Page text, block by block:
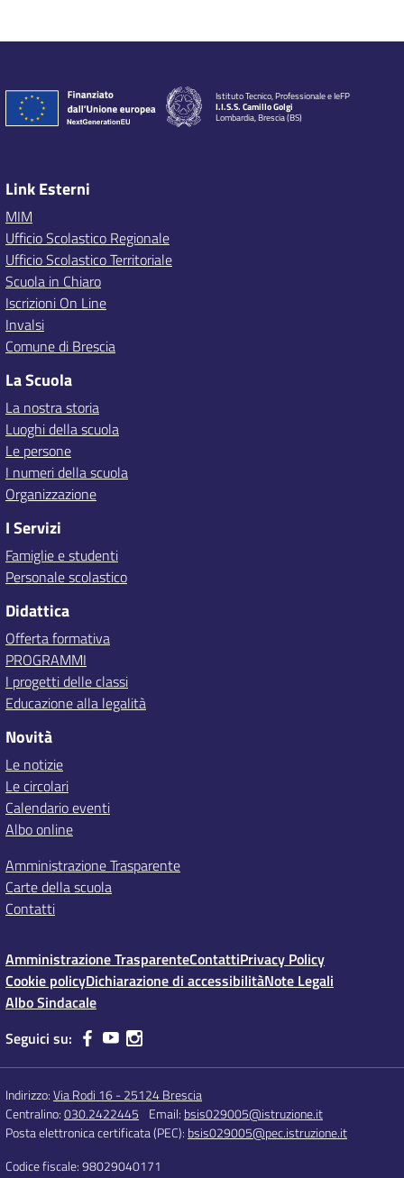
Istituto Tecnico, Professionale e IeFP
I.I.S.S. Camillo Golgi
Lombardia, Brescia (BS)
Link Esterni
MIM
Ufficio Scolastico Regionale
Ufficio Scolastico Territoriale
Scuola in Chiaro
Iscrizioni On Line
Invalsi
Comune di Brescia
La Scuola
La nostra storia
Luoghi della scuola
Le persone
I numeri della scuola
Organizzazione
I Servizi
Famiglie e studenti
Personale scolastico
Didattica
Offerta formativa
PROGRAMMI
I progetti delle classi
Educazione alla legalità
Novità
Le notizie
Le circolari
Calendario eventi
Albo online
Amministrazione Trasparente
Carte della scuola
Contatti
Amministrazione TrasparenteContattiPrivacy Policy
Cookie policyDichiarazione di accessibilitàNote Legali
Albo Sindacale
Seguici su:
Indirizzo:Via Rodi 16 - 25124 Brescia
Centralino:030.2422445 Email: bsis029005@istruzione.it
Posta elettronica certificata (PEC): bsis029005@pec.istruzione.it
Codice fiscale: 98029040171